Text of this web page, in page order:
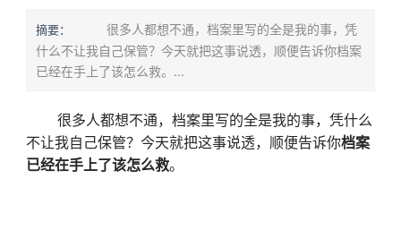
摘要：
很多人都想不通，档案里写的全是我的事，凭
什么不让我自己保管？今天就把这事说透，顺便告诉你档案
已经在手上了该怎么救。...
很多人都想不通，档案里写的全是我的事，凭什么
不让我自己保管？今天就把这事说透，顺便告诉你档案
已经在手上了该怎么救。